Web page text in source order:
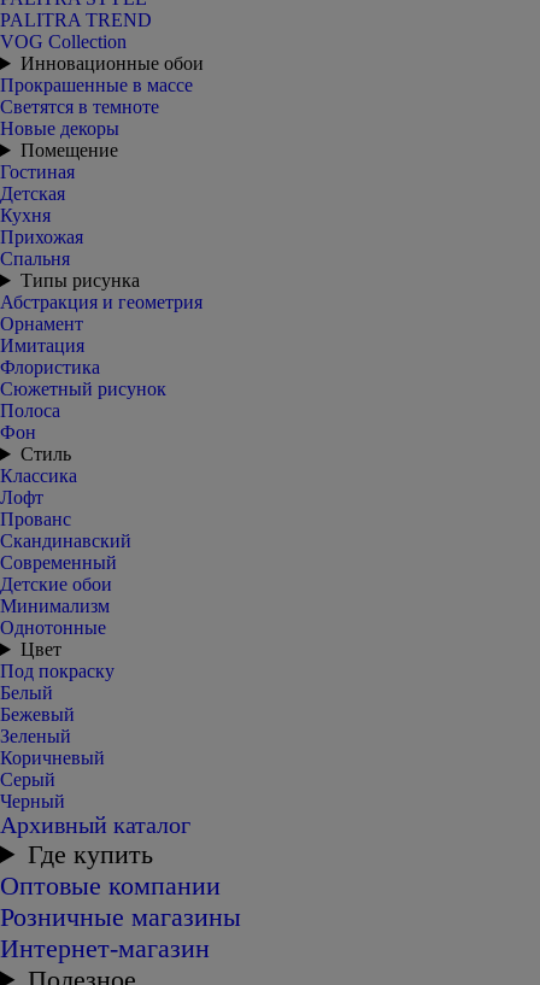
PALITRA TREND
VOG Collection
Инновационные обои
Прокрашенные в массе
Светятся в темноте
Новые декоры
Помещение
Гостиная
Детская
Кухня
Прихожая
Спальня
Типы рисунка
Абстракция и геометрия
Орнамент
Имитация
Флористика
Сюжетный рисунок
Полоса
Фон
Стиль
Классика
Лофт
Прованс
Скандинавский
Современный
Детские обои
Минимализм
Однотонные
Цвет
Под покраску
Белый
Бежевый
Зеленый
Коричневый
Серый
Черный
Архивный каталог
Где купить
Оптовые компании
Розничные магазины
Интернет-магазин